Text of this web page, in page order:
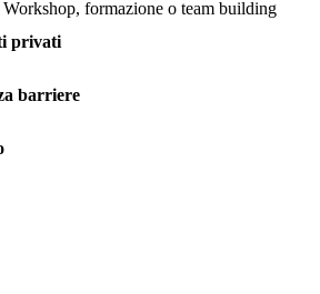
formazione o team building
privati
barriere